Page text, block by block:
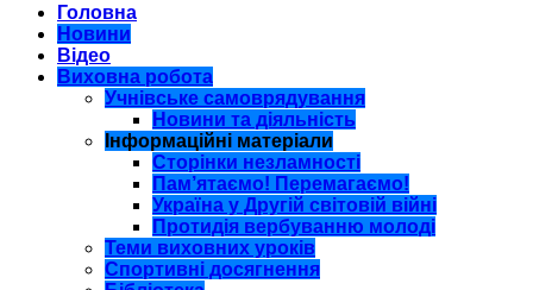
Головна
Новини
Відео
Виховна робота
Учнівське самоврядування
Новини та діяльність
Інформаційні матеріали
Сторінки незламності
Пам’ятаємо! Перемагаємо!
Україна у Другій світовій війні
Протидія вербуванню молоді
Теми виховних уроків
Спортивні досягнення